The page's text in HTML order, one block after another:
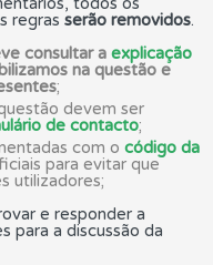
regras serão removidos.
consultar a explicação
na questão e
;
devem ser
de contacto;
com o código da
para evitar que
utilizadores;
e responder a
para a discussão da